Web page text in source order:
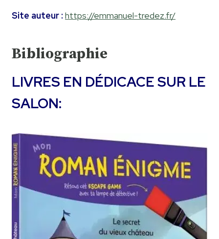
Site auteur : https://emmanuel-tredez.fr/
Bibliographie
LIVRES EN DÉDICACE SUR LE
SALON: